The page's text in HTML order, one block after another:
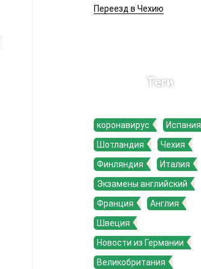
Переезд в Чехию
Теги
коронавирус
Испания
Шотландия
Чехия
Финляндия
Италия
Экзамены английский
Франция
Англия
Швеция
Новости из Германии
Великобритания